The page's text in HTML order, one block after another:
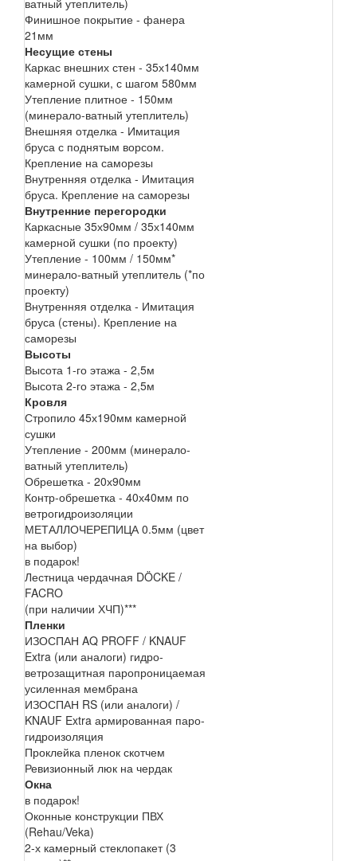
Финишное покрытие - фанера
21мм
Несущие стены
Каркас внешних стен - 35х140мм
камерной сушки, с шагом 580мм
Утепление плитное - 150мм
(минерало-ватный утеплитель)
Внешняя отделка - Имитация
бруса с поднятым ворсом.
Крепление на саморезы
Внутренняя отделка - Имитация
бруса. Крепление на саморезы
Внутренние перегородки
Каркасные 35х90мм / 35х140мм
камерной сушки (по проекту)
Утепление - 100мм / 150мм*
минерало-ватный утеплитель (*по
проекту)
Внутренняя отделка - Имитация
бруса (стены). Крепление на
саморезы
Высоты
Высота 1-го этажа - 2,5м
Высота 2-го этажа - 2,5м
Кровля
Стропило 45х190мм камерной
сушки
Утепление - 200мм (минерало-
ватный утеплитель)
Обрешетка - 20х90мм
Контр-обрешетка - 40х40мм по
ветрогидроизоляции
МЕТАЛЛОЧЕРЕПИЦА 0.5мм (цвет
на выбор)
в подарок!
Лестница чердачная DÖCKE /
FACRO
(при наличии ХЧП)***
Пленки
ИЗОСПАН AQ PROFF / KNAUF
Extra (или аналоги) гидро-
ветрозащитная паропроницаемая
усиленная мембрана
ИЗОСПАН RS (или аналоги) /
KNAUF Extra армированная паро-
гидроизоляция
Проклейка пленок скотчем
Ревизионный люк на чердак
Окна
в подарок!
Оконные конструкции ПВХ
(Rehau/Veka)
2-х камерный стеклопакет (3